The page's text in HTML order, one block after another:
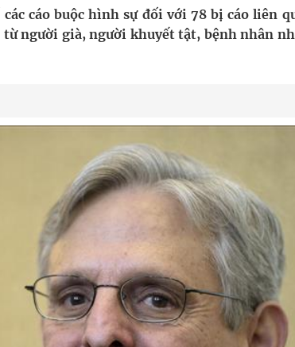
bảo hiểm y tế nếu không đăng ký khám theo yêu
riêng 2026
vực cấp cứu, điều trị đột quỵ
ung thư
cáo buộc hình sự đối với 78 bị cáo liên
người già, người khuyết tật, bệnh nhân